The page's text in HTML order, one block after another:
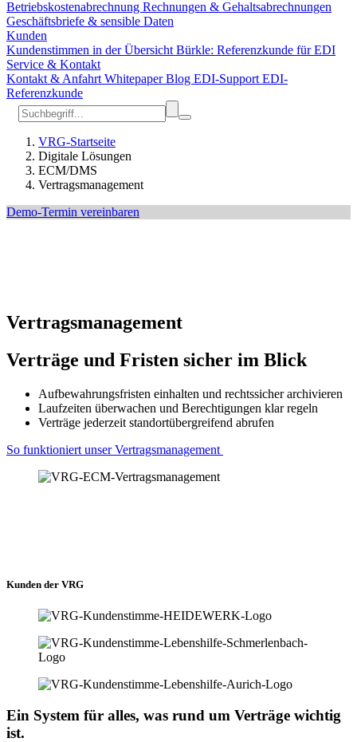
Betriebskostenabrechnung Rechnungen & Gehaltsabrechnungen
Geschäftsbriefe & sensible Daten
Kunden
Kundenstimmen in der Übersicht Bürkle: Referenzkunde für EDI
Service & Kontakt
Kontakt & Anfahrt WhitepaperBlog EDI-Support EDI-
Referenzkunde
VRG-Startseite
Digitale Lösungen
ECM/DMS
Vertragsmanagement
Demo-Termin vereinbaren
Vertragsmanagement
Verträge und Fristen sicher im Blick
Aufbewahrungsfristen einhalten und rechtssicher archivieren
Laufzeiten überwachen und Berechtigungen klar regeln
Verträge jederzeit standortübergreifend abrufen
So funktioniert unser Vertragsmanagement
Kunden der VRG
Ein System für alles, was rund um Verträge wichtig
ist.